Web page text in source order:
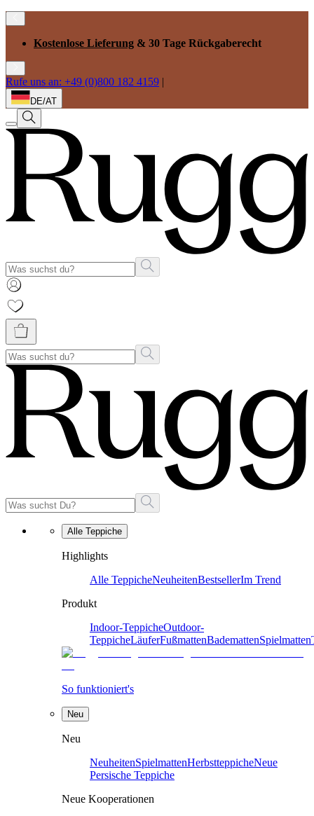
Kostenlose Lieferung & 30 Tage Rückgaberecht
Rufe uns an: +49 (0)800 182 4159 |
DE/AT
Alle Teppiche
Highlights
Alle TeppicheNeuheitenBestsellerIm Trend
Produkt
Indoor-TeppicheOutdoor-
TeppicheLäuferFußmattenBademattenSpielmatten
So funktioniert's
Neu
Neu
NeuheitenSpielmattenHerbstteppicheNeue
Persische Teppiche
Neue Kooperationen